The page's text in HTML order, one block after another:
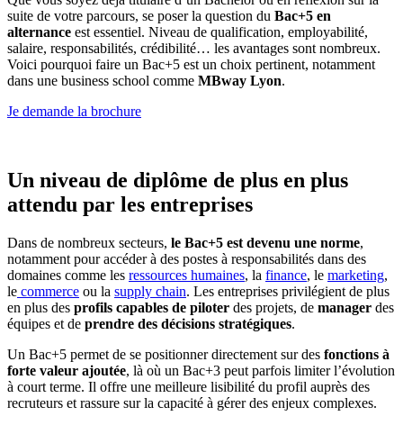
suite de votre parcours, se poser la question du Bac+5 en
alternance est essentiel. Niveau de qualification, employabilité,
salaire, responsabilités, crédibilité… les avantages sont nombreux.
Voici pourquoi faire un Bac+5 est un choix pertinent, notamment
dans une business school comme MBway Lyon.
Je demande la brochure
Un niveau de diplôme de plus en plus
attendu par les entreprises
Dans de nombreux secteurs, le Bac+5 est devenu une norme,
notamment pour accéder à des postes à responsabilités dans des
domaines comme les ressources humaines, la finance, le marketing,
le commerce ou la supply chain. Les entreprises privilégient de plus
en plus des profils capables de piloter des projets, de manager des
équipes et de prendre des décisions stratégiques.
Un Bac+5 permet de se positionner directement sur des fonctions à
forte valeur ajoutée, là où un Bac+3 peut parfois limiter l’évolution
à court terme. Il offre une meilleure lisibilité du profil auprès des
recruteurs et rassure sur la capacité à gérer des enjeux complexes.